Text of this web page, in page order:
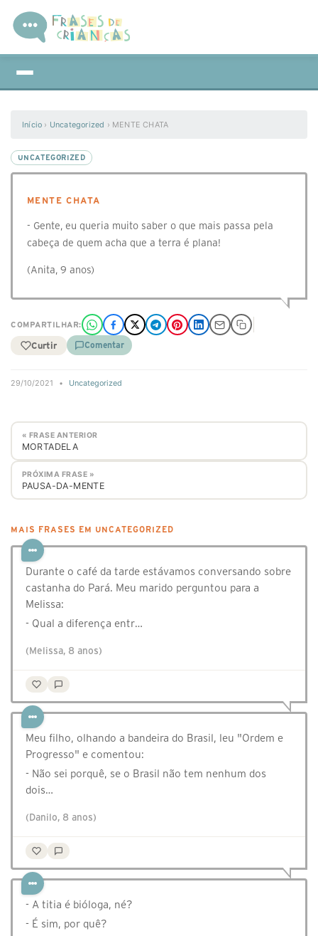
Início › Uncategorized › MENTE CHATA
UNCATEGORIZED
MENTE CHATA
- Gente, eu queria muito saber o que mais passa pela
cabeça de quem acha que a terra é plana!
(Anita, 9 anos)
COMPARTILHAR:
Curtir Comentar
29/10/2021 • Uncategorized
« FRASE ANTERIOR
MORTADELA
PRÓXIMA FRASE »
PAUSA-DA-MENTE
MAIS FRASES EM UNCATEGORIZED
Durante o café da tarde estávamos conversando sobre
castanha do Pará. Meu marido perguntou para a
Melissa:
- Qual a diferença entr…
(Melissa, 8 anos)
Meu filho, olhando a bandeira do Brasil, leu "Ordem e
Progresso" e comentou:
- Não sei porquê, se o Brasil não tem nenhum dos
dois…
(Danilo, 8 anos)
- A titia é bióloga, né?
- É sim, por quê?